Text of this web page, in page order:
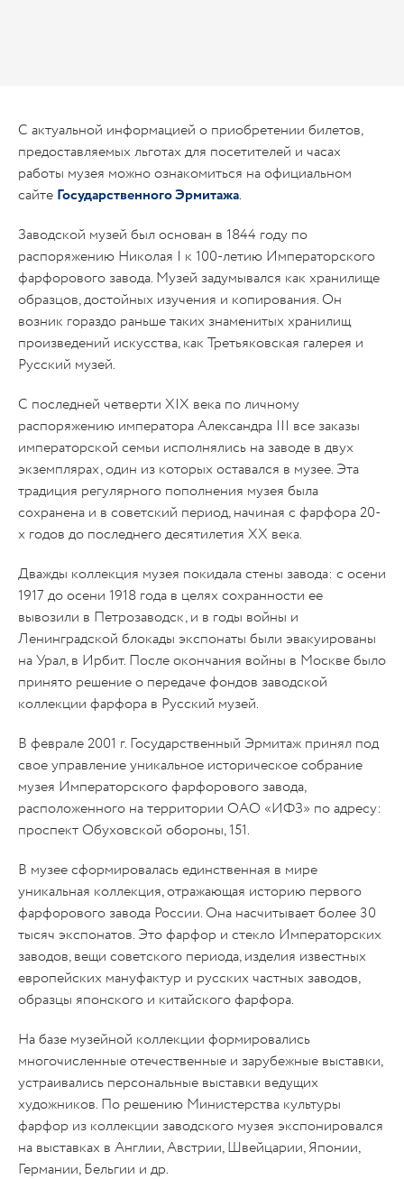
С актуальной информацией о приобретении билетов,
предоставляемых льготах для посетителей и часах
работы музея можно ознакомиться на официальном
сайте Государственного Эрмитажа.
Заводской музей был основан в 1844 году по
распоряжению Николая I к 100-летию Императорского
фарфорового завода. Музей задумывался как хранилище
образцов, достойных изучения и копирования. Он
возник гораздо раньше таких знаменитых хранилищ
произведений искусства, как Третьяковская галерея и
Русский музей.
С последней четверти ХIХ века по личному
распоряжению императора Александра III все заказы
императорской семьи исполнялись на заводе в двух
экземплярах, один из которых оставался в музее. Эта
традиция регулярного пополнения музея была
сохранена и в советский период, начиная с фарфора 20-
х годов до последнего десятилетия ХХ века.
Дважды коллекция музея покидала стены завода: с осени
1917 до осени 1918 года в целях сохранности ее
вывозили в Петрозаводск, и в годы войны и
Ленинградской блокады экспонаты были эвакуированы
на Урал, в Ирбит. После окончания войны в Москве было
принято решение о передаче фондов заводской
коллекции фарфора в Русский музей.
В феврале 2001 г. Государственный Эрмитаж принял под
свое управление уникальное историческое собрание
музея Императорского фарфорового завода,
расположенного на территории ОАО «ИФЗ» по адресу:
проспект Обуховской обороны, 151.
В музее сформировалась единственная в мире
уникальная коллекция, отражающая историю первого
фарфорового завода России. Она насчитывает более 30
тысяч экспонатов. Это фарфор и стекло Императорских
заводов, вещи советского периода, изделия известных
европейских мануфактур и русских частных заводов,
образцы японского и китайского фарфора.
На базе музейной коллекции формировались
многочисленные отечественные и зарубежные выставки,
устраивались персональные выставки ведущих
художников. По решению Министерства культуры
фарфор из коллекции заводского музея экспонировался
на выставках в Англии, Австрии, Швейцарии, Японии,
Германии, Бельгии и др.